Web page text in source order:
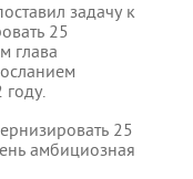
задачу к
25
глава
25
амбициозная